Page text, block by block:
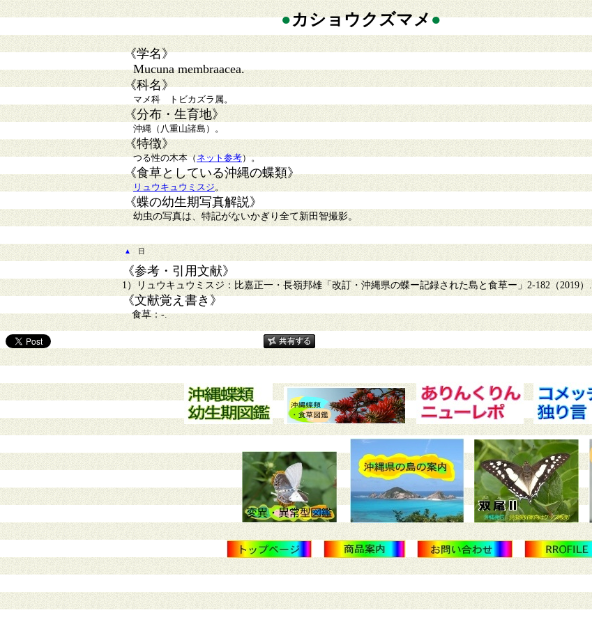
●カショウクズマメ●
《学名》
Mucuna membraacea.
《科名》
マメ科 トビカズラ属。
《分布・生育地》
沖縄（八重山諸島）。
《特徴》
つる性の木本（ネット参考）。
《食草としている沖縄の蝶類》
リュウキュウミスジ。
《蝶の幼生期写真解説》
幼虫の写真は、特記がないかぎり全て新田智撮影。
▲ 日
《参考・引用文献》
1）リュウキュウミスジ：比嘉正一・長嶺邦雄「改訂・沖縄県の蝶ー記録された島と食草ー」2-182（2019）.
《文献覚え書き》
食草：-.